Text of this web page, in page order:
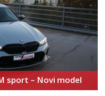
sport – Novi model